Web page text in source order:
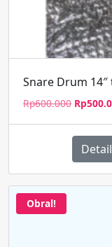
Snare Drum
Rp600.000 Harga
Rp
Detail
Obral!